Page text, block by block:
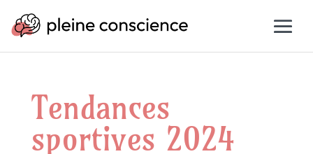
Tendances
sportives 2024